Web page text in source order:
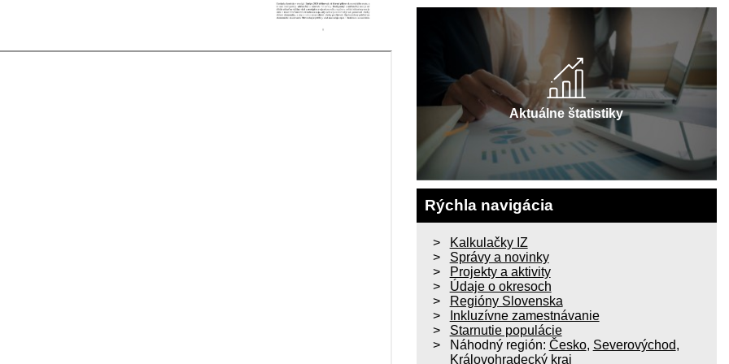
Aktuálne štatistiky
Rýchla navigácia
Kalkulačky IZ
Správy a novinky
Projekty a aktivity
Údaje o okresoch
Regióny Slovenska
Inkluzívne zamestnávanie
Starnutie populácie
Náhodný región: Česko, Severovýchod,
Královohradecký kraj